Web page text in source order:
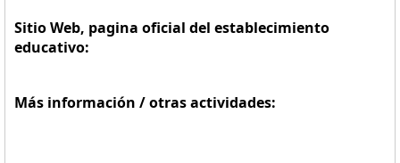
Sitio Web, pagina oficial del establecimiento
educativo:
Más información / otras actividades: